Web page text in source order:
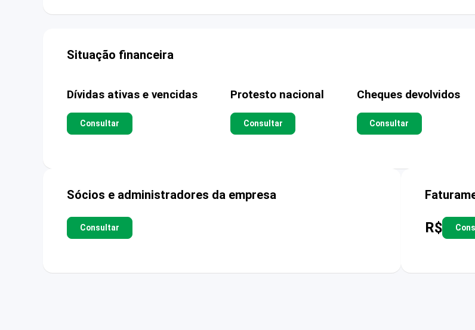
Situação financeira
Dívidas ativas e vencidas
Consultar
Protesto nacional
Consultar
Cheques devolvidos
Consultar
Sócios e administradores da empresa
Consultar R$